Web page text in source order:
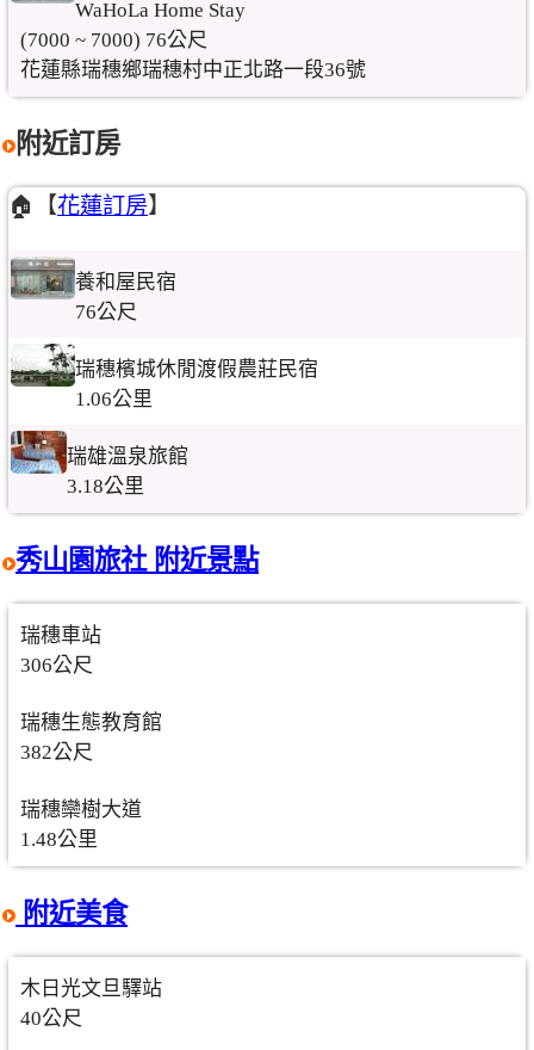
WaHoLa Home Stay
(7000 ~ 7000) 76公尺
花蓮縣瑞穗鄉瑞穗村中正北路一段36號
附近訂房
🏠【花蓮訂房】
養和屋民宿
76公尺
瑞穗檳城休閒渡假農莊民宿
1.06公里
瑞雄溫泉旅館
3.18公里
秀山園旅社 附近景點
瑞穗車站
306公尺
瑞穗生態教育館
382公尺
瑞穗欒樹大道
1.48公里
附近美食
木日光文旦驛站
40公尺